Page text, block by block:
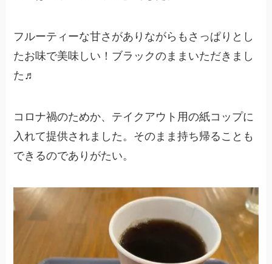
フルーティーな甘さがありながらもさっぱりとし
たお味で美味しい！ブラックのままいただきまし
た♬
コロナ禍のためか、テイクアウト用の紙コップに
入れて提供されました。そのまま持ち帰ることも
できるのでありがたい。